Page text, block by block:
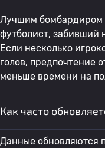
31 Gustavo Viera
32
Педро Федерико
Бенитес
34 Bruno Valdez
Лучшим бомбардиром
футболист, забивший
Если несколько
голов, предпочтение
меньше времени на
Как часто
Данные обновляются